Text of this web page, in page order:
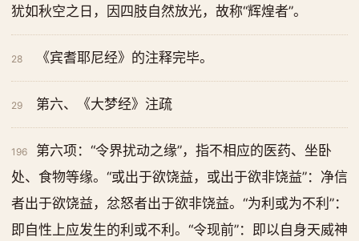
犹如秋空之日，因四肢自然放光，故称“辉煌者”。
28 《宾耆耶尼经》的注释完毕。
29 第六、《大梦经》注疏
196
第六项：“令界扰动之缘”，指不相应的医药、坐卧
处、食物等缘。“或出于欲饶益，或出于欲非饶益”：净信
者出于欲饶益，忿怒者出于欲非饶益。“为利或为不利”：
即自性上应发生的利或不利。“令现前”：即以自身天威神